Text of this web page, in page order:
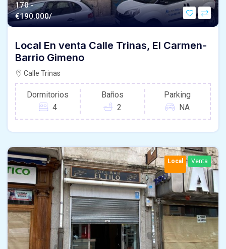
170 -
€190.000/
Local En venta Calle Trinas, El Carmen-
Barrio Gimeno
Calle Trinas
Dormitorios
4
Baños
2
Parking
NA
Local Venta